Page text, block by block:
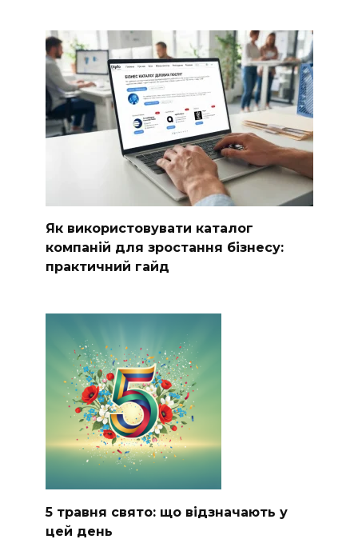
Як використовувати каталог
компаній для зростання бізнесу:
практичний гайд
5 травня свято: що відзначають у
цей день